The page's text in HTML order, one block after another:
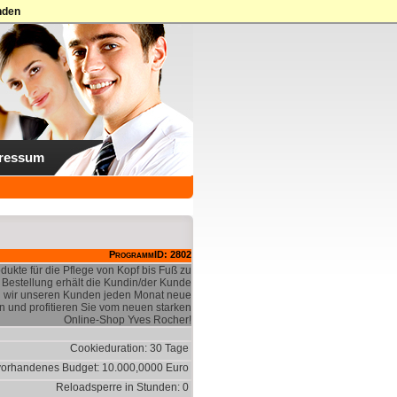
ProgrammID: 2802
für die Pflege von Kopf bis Fuß zu
erhält die Kundin/der Kunde
unseren Kunden jeden Monat neue
und profitieren Sie vom neuen starken
Online-Shop Yves Rocher!
Cookieduration: 30 Tage
Budget: 10.000,0000 Euro
Reloadsperre in Stunden: 0